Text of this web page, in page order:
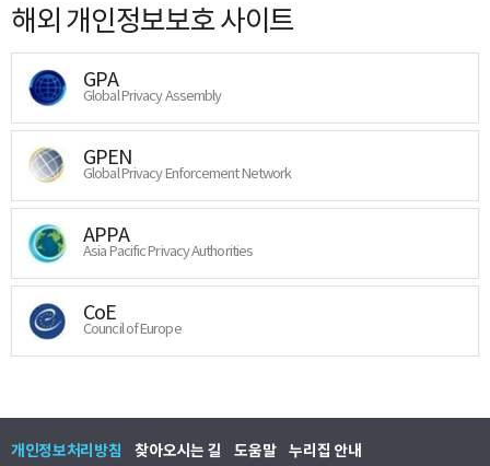
해외 개인정보보호 사이트
GPA
Global Privacy Assembly
GPEN
Global Privacy Enforcement Network
APPA
Asia Pacific Privacy Authorities
CoE
Council of Europe
개인정보처리방침 찾아오시는 길 도움말 누리집 안내